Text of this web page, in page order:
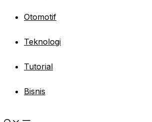
Otomotif
Teknologi
Tutorial
Bisnis